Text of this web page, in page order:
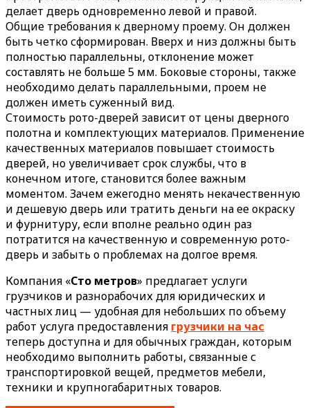
делает дверь одновременно левой и правой.
Общие требования к дверному проему. Он должен
быть четко сформирован. Вверх и низ должны быть
полностью параллельны, отклонение может
составлять не больше 5 мм. Боковые стороны, также
необходимо делать параллельными, проем не
должен иметь суженный вид.
Стоимость рото-дверей зависит от цены дверного
полотна и комплектующих материалов. Применение
качественных материалов повышает стоимость
дверей, но увеличивает срок службы, что в
конечном итоге, становится более важным
моментом. Зачем ежегодно менять некачественную
и дешевую дверь или тратить деньги на ее окраску
и фурнитуру, если вполне реально один раз
потратится на качественную и современную рото-
дверь и забыть о проблемах на долгое время.
Компания «Сто метров» предлагает услуги
грузчиков и разнорабочих для юридических и
частных лиц — удобная для небольших по объему
работ услуга предоставления грузчики на час
теперь доступна и для обычных граждан, которым
необходимо выполнить работы, связанные с
транспортировкой вещей, предметов мебели,
техники и крупногабаритных товаров.